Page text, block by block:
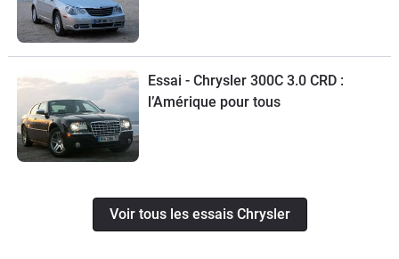
Essai - Chrysler 300C 3.0 CRD :
l’Amérique pour tous
Voir tous les essais Chrysler